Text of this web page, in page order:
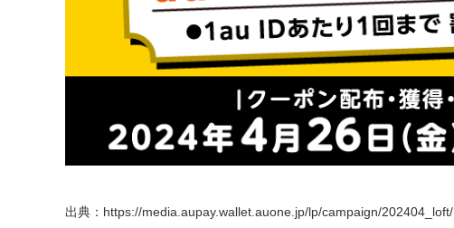
出典：https://media.aupay.wallet.auone.jp/lp/campaign/202404_loft/